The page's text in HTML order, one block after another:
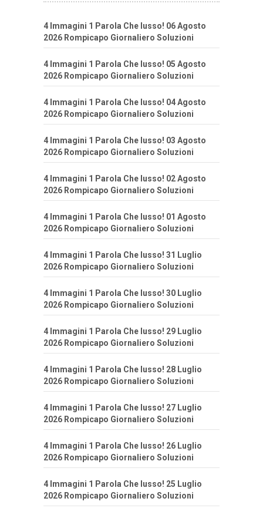
4 Immagini 1 Parola Che lusso! 06 Agosto
2026 Rompicapo Giornaliero Soluzioni
4 Immagini 1 Parola Che lusso! 05 Agosto
2026 Rompicapo Giornaliero Soluzioni
4 Immagini 1 Parola Che lusso! 04 Agosto
2026 Rompicapo Giornaliero Soluzioni
4 Immagini 1 Parola Che lusso! 03 Agosto
2026 Rompicapo Giornaliero Soluzioni
4 Immagini 1 Parola Che lusso! 02 Agosto
2026 Rompicapo Giornaliero Soluzioni
4 Immagini 1 Parola Che lusso! 01 Agosto
2026 Rompicapo Giornaliero Soluzioni
4 Immagini 1 Parola Che lusso! 31 Luglio
2026 Rompicapo Giornaliero Soluzioni
4 Immagini 1 Parola Che lusso! 30 Luglio
2026 Rompicapo Giornaliero Soluzioni
4 Immagini 1 Parola Che lusso! 29 Luglio
2026 Rompicapo Giornaliero Soluzioni
4 Immagini 1 Parola Che lusso! 28 Luglio
2026 Rompicapo Giornaliero Soluzioni
4 Immagini 1 Parola Che lusso! 27 Luglio
2026 Rompicapo Giornaliero Soluzioni
4 Immagini 1 Parola Che lusso! 26 Luglio
2026 Rompicapo Giornaliero Soluzioni
4 Immagini 1 Parola Che lusso! 25 Luglio
2026 Rompicapo Giornaliero Soluzioni